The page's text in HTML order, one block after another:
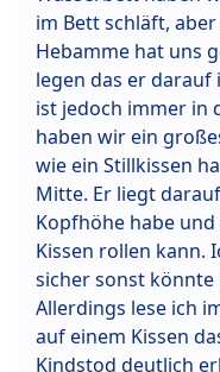
im Bett schläft,
Hebamme hat uns
legen das er
ist jedoch immer in
haben wir ein
wie ein Stillkissen
Mitte. Er liegt
Kopfhöhe habe
Kissen rollen kann.
sicher sonst könnte
Allerdings lese ich
auf einem Kissen
Kindstod deutlich